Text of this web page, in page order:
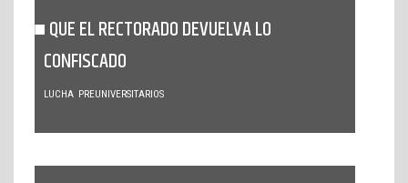
QUE EL RECTORADO DEVUELVA LO
CONFISCADO
LUCHA PREUNIVERSITARIOS